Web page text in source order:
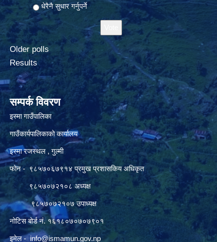
धेरैनै सुधार गर्नुपर्ने
Older polls
Results
सम्पर्क विवरण
इस्मा गाउँपालिका
गाउँकार्यपालिकाको कार्यालय
इस्मा रजस्थल , गुल्मी
फोन - ९८५७०६७९१४ प्रमुख प्रशासकिय अधिकृत
९८५७०७२१०८ अध्यक्ष
९८५७०७२१०७ उपाध्यक्ष
नोटिस बोर्ड नं. १६१८०७०७०७९०१
इमेल - info@ismamun.gov.np